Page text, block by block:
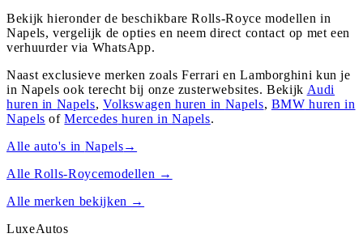
Bekijk hieronder de beschikbare Rolls-Royce modellen in
Napels, vergelijk de opties en neem direct contact op met een
verhuurder via WhatsApp.
Naast exclusieve merken zoals Ferrari en Lamborghini kun je
in Napels ook terecht bij onze zusterwebsites. Bekijk Audi
huren in Napels, Volkswagen huren in Napels, BMW huren in
Napels ofMercedes huren in Napels.
Alle auto's in Napels→
AlleRolls-Roycemodellen →
Alle merken bekijken →
LuxeAutos